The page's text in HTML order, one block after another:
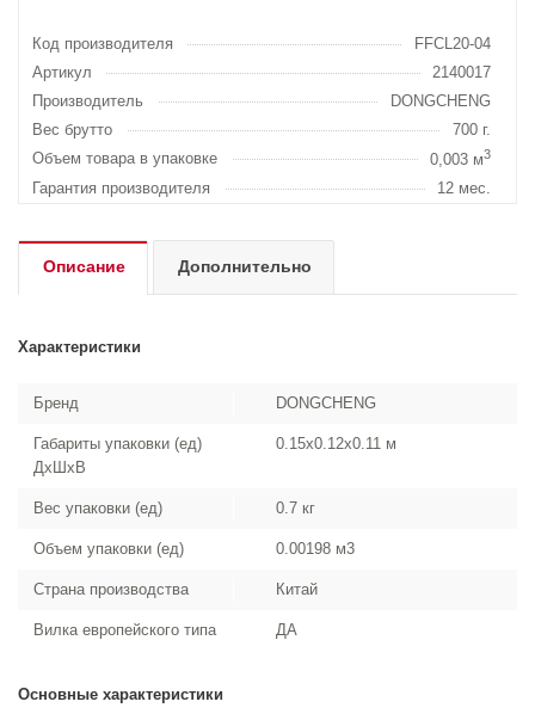
Код производителя
FFCL20-04
Артикул
2140017
Производитель
DONGCHENG
Вес брутто
700 г.
Объем товара в упаковке
0,003 м3
Гарантия производителя 12 мес.
Описание Дополнительно
Характеристики
Бренд DONGCHENG
Габариты упаковки (ед)
ДхШхВ
0.15x0.12x0.11 м
Вес упаковки (ед) 0.7 кг
Объем упаковки (ед) 0.00198 м3
Страна производства Китай
Вилка европейского типа ДА
Основные характеристики